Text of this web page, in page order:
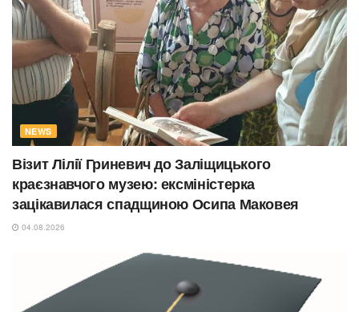
NEWS
Візит Лілії Гриневич до Заліщицького
краєзнавчого музею: ексміністерка
зацікавилася спадщиною Осипа Маковея
04.08.2026